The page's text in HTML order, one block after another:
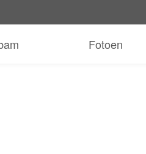
Fotoen
Gratis Prouf-Abo